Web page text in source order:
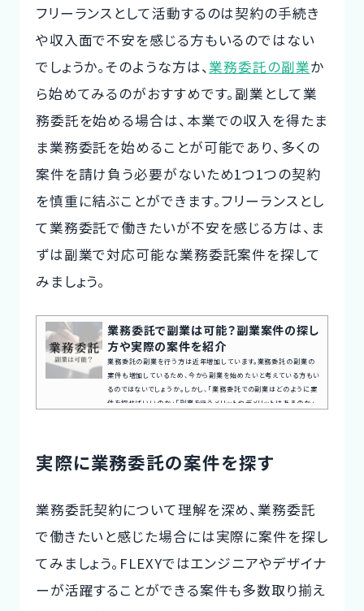
フリーランスとして活動するのは契約の手続き
や収入面で不安を感じる方もいるのではない
でしょうか。そのような方は、業務委託の副業か
ら始めてみるのがおすすめです。副業として業
務委託を始める場合は、本業での収入を得たま
ま業務委託を始めることが可能であり、多くの
案件を請け負う必要がないため1つ1つの契約
を慎重に結ぶことができます。フリーランスとし
て業務委託で働きたいが不安を感じる方は、ま
ずは副業で対応可能な業務委託案件を探して
みましょう。
業務委託で副業は可能？副業案件の探し
方や実際の案件を紹介
業務委託の副業を行う方は近年増加しています。業務委託の副業の
案件も増加しているため、今から副業を始めたいと考えている方もい
るのではないでしょうか。しかし、「業務委託での副業はどのように案
件を探せばいいのか」「副業を行うメリットやデメリットはあるのか」
専任エージェントが全てサポート今すぐ無料キャリア相談を申...
実際に業務委託の案件を探す
業務委託契約について理解を深め、業務委託
で働きたいと感じた場合には実際に案件を探し
てみましょう。FLEXYではエンジニアやデザイナ
ーが活躍することができる案件も多数取り揃え